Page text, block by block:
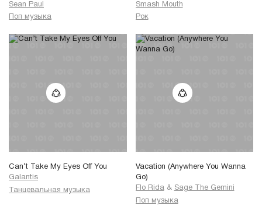
Sean Paul
Поп музыка
Smash Mouth
Рок
Can’t Take My Eyes Off You
Galantis
Танцевальная музыка
Vacation (Anywhere You Wanna
Go)
Flo Rida & Sage The Gemini
Поп музыка